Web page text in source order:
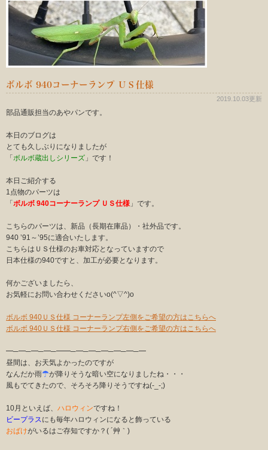
ボルボ 940コーナーランプ ＵＳ仕様
2019.10.03更新
部品通販担当のあやパンです。
本日のブログは
とても久しぶりになりましたが
「 ボルボ蔵出しシリーズ 」です！
本日ご紹介する
1点物のパーツは
「 ボルボ 940コーナーランプ ＵＳ仕様 」です。
こちらのパーツは、新品（長期在庫品）・社外品です。
940 ’91～’95に適合いたします。
こちらはＵＳ仕様のお車対応となっていますので
日本仕様の940ですと、加工が必要となります。
何かございましたら、
お気軽にお問い合わせくださいo(^▽^)o
ボルボ 940ＵＳ仕様 コーナーランプ左側をご希望の方はこちらへ
ボルボ 940ＵＳ仕様 コーナーランプ右側をご希望の方はこちらへ
━─━─━─━─━━─━─━─━─━─━─━
昼間は、お天気よかったのですが
なんだか雨☂が降りそうな暗い空になりましたね・・・
風もでてきたので、そろそろ降りそうですね(-_-;)
10月といえば、 ハロウィンですね！
ビープラスにも毎年ハロウィンになると飾っている
おばけがいるはご存知ですか？( ´艸｀)